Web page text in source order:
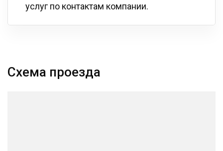
услуг по контактам компании.
Схема проезда